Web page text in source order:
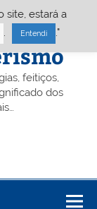
feitiços,
dos
site, estará a
Entendi ."